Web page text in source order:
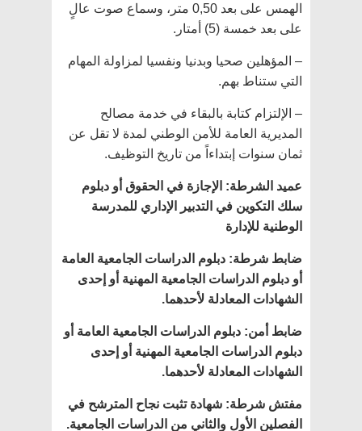
الهمس على بعد 0,50 متر، وسماع صوت عالٍ
على بعد خمسة (5) أمتار.
– المؤهلين صحيا وبدنيا ونفسيا لمزاولة المهام
التي ستناط بهم.
– الإلتزام كتابة بالبقاء في خدمة مصالح
المديرية العامة للأمن الوطني لمدة لا تقل عن
ثمان سنوات إبتداءاً من تاريخ التوظيف.
عميد الشرطة: الإجازة في الحقوق أو دبلوم
سلك التكوين في التدبير الإداري للمدرسة
الوطنية للإدارة
ضابط شرطة: دبلوم الدراسات الجامعية العامة
أو دبلوم الدراسات الجامعية المهنية أو إحدى
الشهادات المعادلة لأحدهما.
ضابط أمن: دبلوم الدراسات الجامعية العامة أو
دبلوم الدراسات الجامعية المهنية أو إحدى
الشهادات المعادلة لأحدهما.
مفتش شرطة: شهادة تثبت نجاح المترشح في
الفصلين الأول والثاني من الدراسات الجامعية.